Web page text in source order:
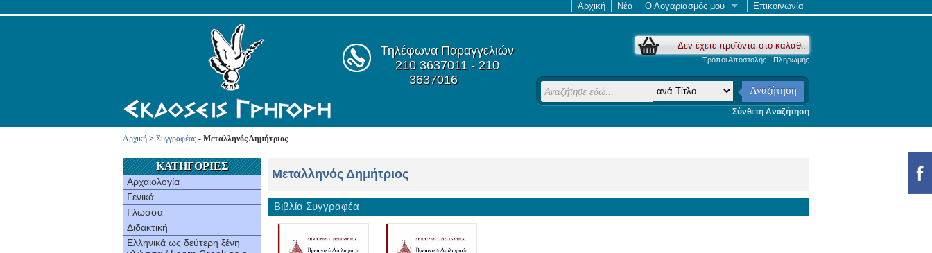
Αρχική Νέα Ο Λογαριασμός μου Επικοινωνία
Τηλέφωνα Παραγγελιών
210 3637011 - 210
3637016
Δεν έχετε προϊόντα στο καλάθι.
Τρόποι Αποστολής - Πληρωμής
Αναζήτηση
Σύνθετη Αναζήτηση
Αρχική > Συγγραφέας - Μεταλληνός Δημήτριος
ΚΑΤΗΓΟΡΙΕΣ
Αρχαιολογία
Γενικά
Γλώσσα
Διδακτική
Ελληνικά ως δεύτερη ξένη
Μεταλληνός Δημήτριος
Βιβλία Συγγραφέα